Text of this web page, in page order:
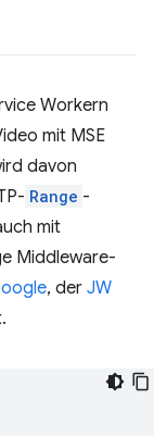
Workern
mit MSE
davon
Range -
mit
Middleware-
, der JW